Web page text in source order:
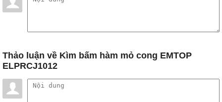
Thảo luận về Kìm bấm hàm mỏ cong EMTOP
ELPRCJ1012